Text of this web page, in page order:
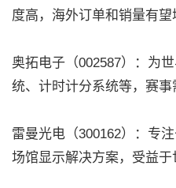
度高，海外订单和销量有望
奥拓电子（002587）：为
统、计时计分系统等，赛事
雷曼光电（300162）：专
场馆显示解决方案，受益于